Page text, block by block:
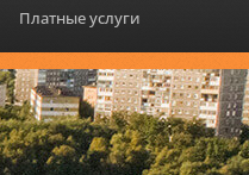
Платные услуги